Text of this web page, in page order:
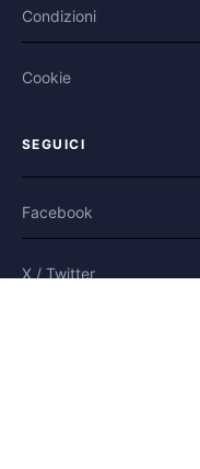
Condizioni
Cookie
SEGUICI
Facebook
X / Twitter